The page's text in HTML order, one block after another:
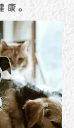
康。